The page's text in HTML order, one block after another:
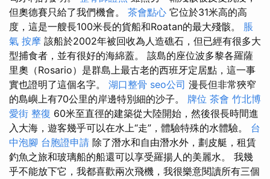
但奧德賽只給了我們機會。 茶會點心 它位於31米高的高
度，這是一艘長100米長的貨船和Roatan的最大殘骸。 脹
氣 按摩 該船於2002年被回收為人造礁石，但已經有很多大
型捕食​​者，並有很好的海綿蓋。 該島的座位波多黎各羅薩
里奧（Rosario）是群島上最古老的西班牙定居點，這一事
實也證明了這個名字。 湖口整骨 seo公司 漫長但非常狹窄
的島嶼上有70公里的岸邊特別細的沙子。 牌位 茶會 竹北博
愛街 整復 60米至直徑的建築從大陸開始，然後很長時間進
入大海，遊客幾乎可以在水上“走”，體驗特殊的水體驗。 台
中泡腳 台胞證申請 除了潛水和自由潛水外，劃皮艇，租賃
釣魚之旅和玻璃船的船還可以享受羅揚人的美麗水。 我幾
乎不能放下它，我都喜歡兩次飛機，我很樂意閱讀所有三個